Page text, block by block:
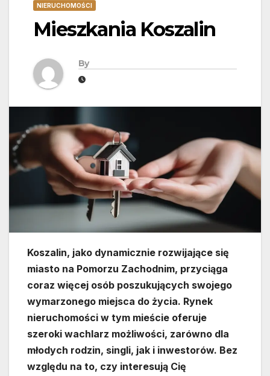
NIERUCHOMOŚCI
Mieszkania Koszalin
By
Koszalin, jako dynamicznie rozwijające się
miasto na Pomorzu Zachodnim, przyciąga
coraz więcej osób poszukujących swojego
wymarzonego miejsca do życia. Rynek
nieruchomości w tym mieście oferuje
szeroki wachlarz możliwości, zarówno dla
młodych rodzin, singli, jak i inwestorów. Bez
względu na to, czy interesują Cię